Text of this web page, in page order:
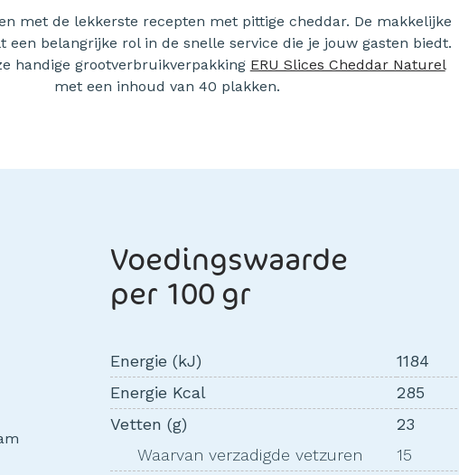
met de lekkerste recepten met pittige cheddar. De makkelijke
een belangrijke rol in de snelle service die je jouw gasten biedt.
handige grootverbruikverpakking ERU Slices Cheddar Naturel
met een inhoud van 40 plakken.
Voedingswaarde
per 100 gr
Energie (kJ)
1184
Energie Kcal
285
Vetten (g)
Waarvan verzadigde vetzuren
23
15